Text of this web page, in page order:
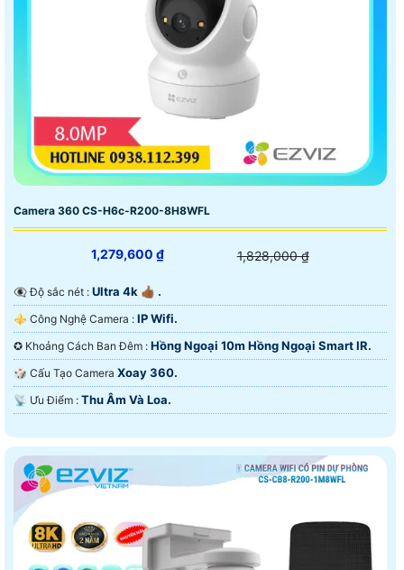
Camera 360 CS-H6c-R200-8H8WFL
1,279,600 ₫ 1,828,000 ₫
👁️‍🗨 Độ sắc nét : Ultra 4k 👍🏾 .
⚜️ Công Nghệ Camera : IP Wifi.
✪ Khoảng Cách Ban Đêm : Hồng Ngoại 10m Hồng Ngoại Smart IR.
🎲 Cấu Tạo Camera Xoay 360.
️📡 Ưu Điểm : Thu Âm Và Loa.